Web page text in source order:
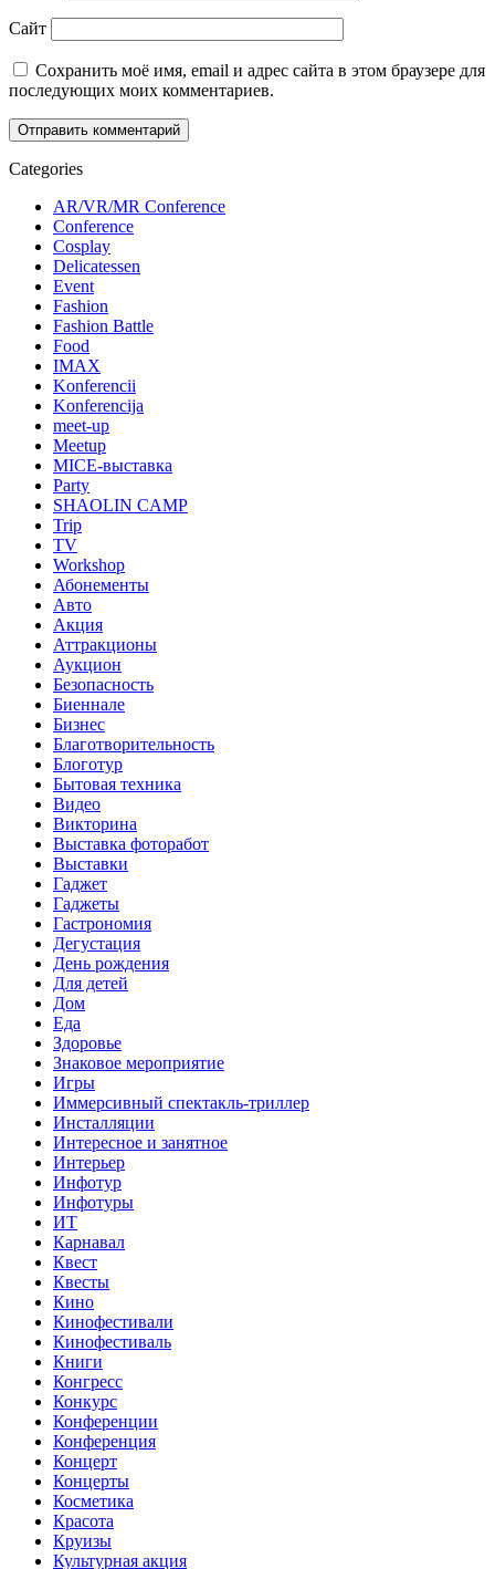
Сайт
Сохранить моё имя, email и адрес сайта в этом браузере для
последующих моих комментариев.
Categories
AR/VR/MR Conference
Conference
Cosplay
Delicatessen
Event
Fashion
Fashion Battle
Food
IMAX
Konferencii
Konferencija
meet-up
Meetup
MICE-выставка
Party
SHAOLIN CAMP
Trip
TV
Workshop
Абонементы
Авто
Акция
Аттракционы
Аукцион
Безопасность
Биеннале
Бизнес
Благотворительность
Блоготур
Бытовая техника
Видео
Викторина
Выставка фоторабот
Выставки
Гаджет
Гаджеты
Гастрономия
Дегустация
День рождения
Для детей
Дом
Еда
Здоровье
Знаковое мероприятие
Игры
Иммерсивный спектакль-триллер
Инсталляции
Интересное и занятное
Интерьер
Инфотур
Инфотуры
ИТ
Карнавал
Квест
Квесты
Кино
Кинофестивали
Кинофестиваль
Книги
Конгресс
Конкурс
Конференции
Конференция
Концерт
Концерты
Косметика
Красота
Круизы
Культурная акция